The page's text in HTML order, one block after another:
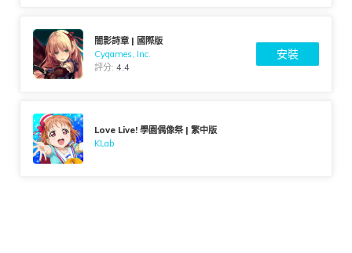
闇影詩章 | 國際版
Cygames, Inc.
評分:4.4
安裝
Love Live! 學園偶像祭 | 繁中版
KLab